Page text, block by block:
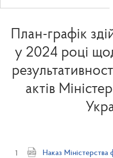
План-графік
у 2024 році
актів
Наказ Міністерства